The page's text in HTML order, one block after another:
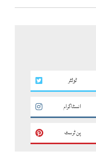
ٹوئٹر
انسٹاگرام
پن ٹرسٹ